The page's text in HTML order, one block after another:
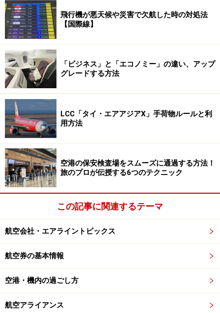
について紹介します。
※記事内容は執筆時点のものです。最新の内容をご確認くださ
い。
※海外を訪れる際には最新情報の入手に努め、「外務省 海外安全
ホームページ」を確認するなど、安全確保に十分注意を払ってく
ださい。
1/2 次のページへ
飛行機が悪天候や災害で欠航した時の対処法
【国際線】
「ビジネス」と「エコノミー」の違い、アップ
グレードする方法
LCC「タイ・エアアジアX」手荷物ルールと利
用方法
空港の保安検査場をスムーズに通過する方法！
旅のプロが伝授する6つのテクニック
この記事に関連するテーマ
航空会社・エアライントピックス
航空券の基本情報
空港・機内の過ごし方
航空アライアンス